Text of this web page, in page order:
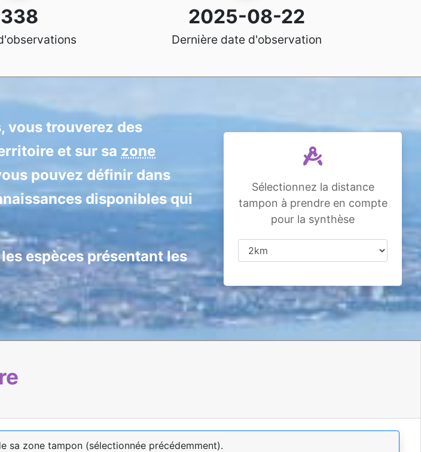
338 2025-08-22
Dernière date d'observation
vous trouverez des
et sur sa zone
pouvez définir dans
disponibles qui
espèces présentant les
Sélectionnez la distance
tampon à prendre en compte
pour la synthèse
sa zone tampon (sélectionnée précédemment).